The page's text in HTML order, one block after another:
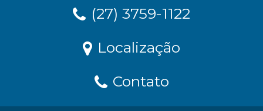
(27) 3759-1122
Localização
Contato